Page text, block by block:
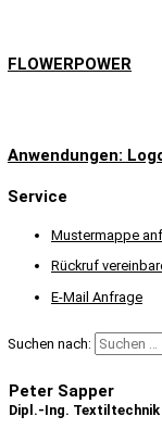
FLOWERPOWER
Anwendungen:
Service
Mustermappe
Rückruf
E-Mail Anfrage
Suchen nach:
Peter Sapper
Dipl.-Ing. Textiltechnik